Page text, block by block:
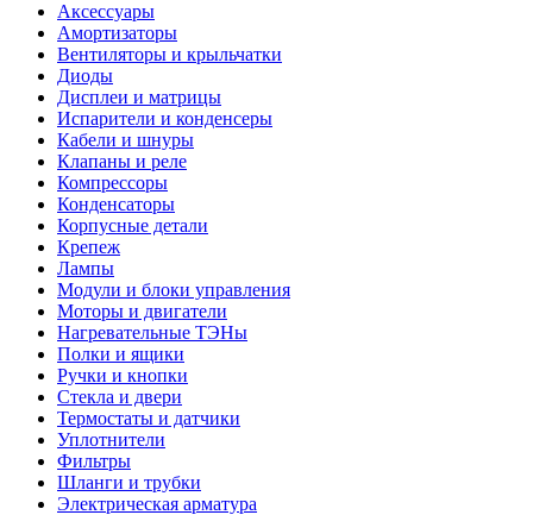
Аксессуары
Амортизаторы
Вентиляторы и крыльчатки
Диоды
Дисплеи и матрицы
Испарители и конденсеры
Кабели и шнуры
Клапаны и реле
Компрессоры
Конденсаторы
Корпусные детали
Крепеж
Лампы
Модули и блоки управления
Моторы и двигатели
Нагревательные ТЭНы
Полки и ящики
Ручки и кнопки
Стекла и двери
Термостаты и датчики
Уплотнители
Фильтры
Шланги и трубки
Электрическая арматура